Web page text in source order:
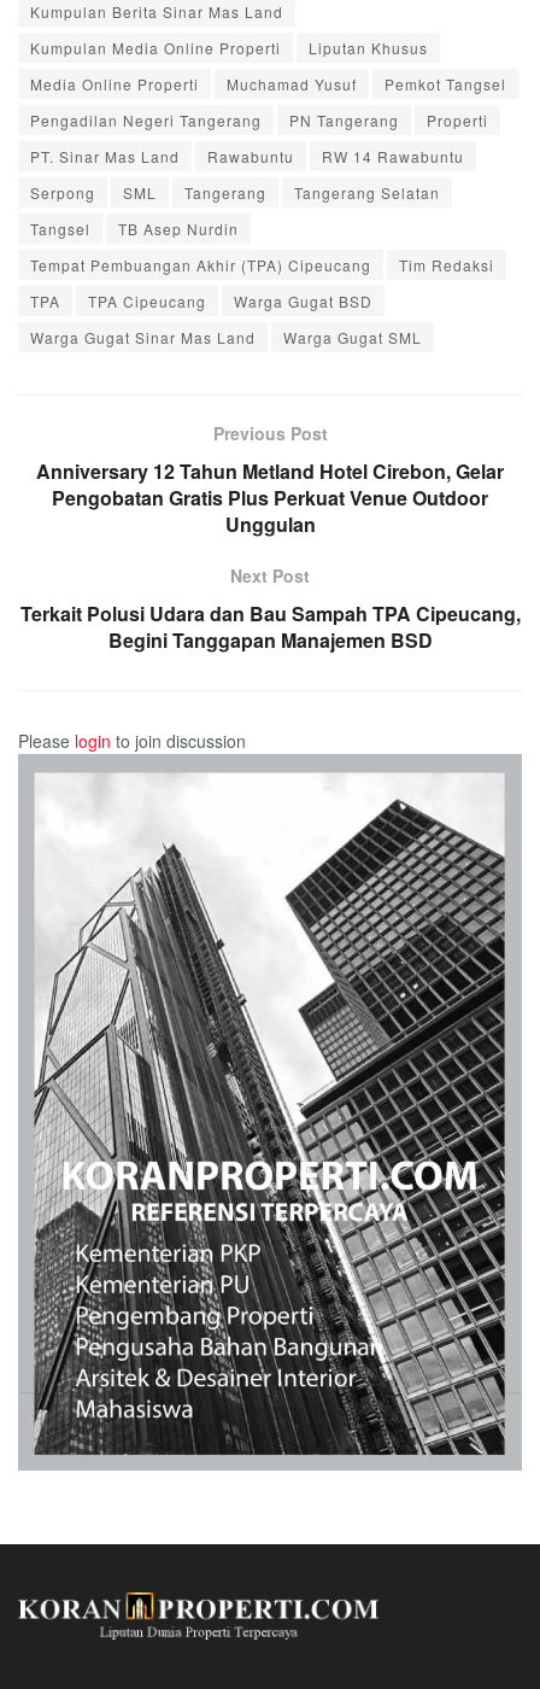
Kumpulan Berita Sinar Mas Land
Kumpulan Media Online Properti
Liputan Khusus
Media Online Properti
Muchamad Yusuf
Pemkot Tangsel
Pengadilan Negeri Tangerang
PN Tangerang
Properti
PT. Sinar Mas Land
Rawabuntu
RW 14 Rawabuntu
Serpong
SML Tangerang
Tangerang Selatan
Tangsel
TB Asep Nurdin
Tempat Pembuangan Akhir (TPA) Cipeucang
Tim Redaksi
TPA
TPA Cipeucang
Warga Gugat BSD
Warga Gugat Sinar Mas Land
Warga Gugat SML
Previous Post
Anniversary 12 Tahun Metland Hotel Cirebon, Gelar
Pengobatan Gratis Plus Perkuat Venue Outdoor
Unggulan
Next Post
Terkait Polusi Udara dan Bau Sampah TPA Cipeucang,
Begini Tanggapan Manajemen BSD
Please login to join discussion